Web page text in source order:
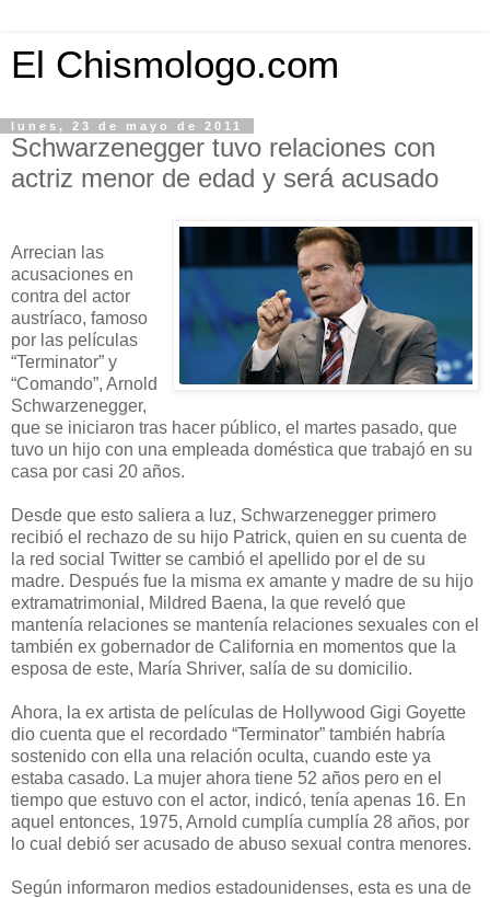
El Chismologo.com
lunes, 23 de mayo de 2011
Schwarzenegger tuvo relaciones con
actriz menor de edad y será acusado
Arrecian las
acusaciones en
contra del actor
austríaco, famoso
por las películas
“Terminator” y
“Comando”, Arnold
Schwarzenegger,
que se iniciaron tras hacer público, el martes pasado, que
tuvo un hijo con una empleada doméstica que trabajó en su
casa por casi 20 años.
Desde que esto saliera a luz, Schwarzenegger primero
recibió el rechazo de su hijo Patrick, quien en su cuenta de
la red social Twitter se cambió el apellido por el de su
madre. Después fue la misma ex amante y madre de su hijo
extramatrimonial, Mildred Baena, la que reveló que
mantenía relaciones se mantenía relaciones sexuales con el
también ex gobernador de California en momentos que la
esposa de este, María Shriver, salía de su domicilio.
Ahora, la ex artista de películas de Hollywood Gigi Goyette
dio cuenta que el recordado “Terminator” también habría
sostenido con ella una relación oculta, cuando este ya
estaba casado. La mujer ahora tiene 52 años pero en el
tiempo que estuvo con el actor, indicó, tenía apenas 16. En
aquel entonces, 1975, Arnold cumplía cumplía 28 años, por
lo cual debió ser acusado de abuso sexual contra menores.
Según informaron medios estadounidenses, esta es una de